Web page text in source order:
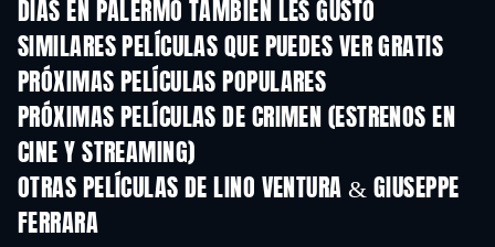
DÍAS EN PALERMO TAMBIÉN LES GUSTÓ
SIMILARES PELÍCULAS QUE PUEDES VER GRATIS
PRÓXIMAS PELÍCULAS POPULARES
PRÓXIMAS PELÍCULAS DE CRIMEN (ESTRENOS EN
CINE Y STREAMING)
OTRAS PELÍCULAS DE LINO VENTURA & GIUSEPPE
FERRARA